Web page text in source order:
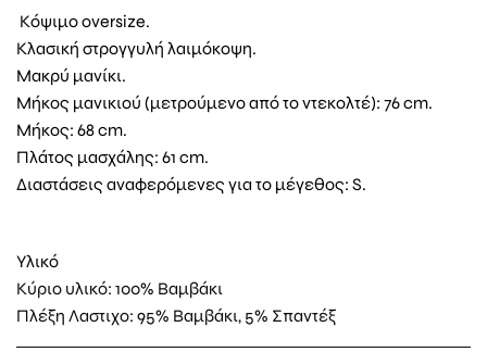
Κόψιμο oversize.
Κλασική στρογγυλή λαιμόκοψη.
Μακρύ μανίκι.
Μήκος μανικιού (μετρούμενο από το ντεκολτέ): 76 cm.
Μήκος: 68 cm.
Πλάτος μασχάλης: 61 cm.
Διαστάσεις αναφερόμενες για το μέγεθος: S.
Υλικό
Κύριο υλικό: 100% Βαμβάκι
Πλέξη Λαστιχο: 95% Βαμβάκι, 5% Σπαντέξ